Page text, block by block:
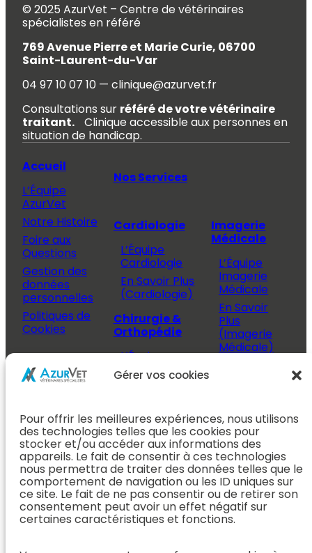
Gérer vos cookies
Pour offrir les meilleures expériences, nous utilisons
des technologies telles que les cookies pour
stocker et/ou accéder aux informations des
appareils. Le fait de consentir à ces technologies
nous permettra de traiter des données telles que le
comportement de navigation ou les ID uniques sur
ce site. Le fait de ne pas consentir ou de retirer son
consentement peut avoir un effet négatif sur
certaines caractéristiques et fonctions.
© 2025 AzurVet – Centre de vétérinaires
spécialistes en référé
769 Avenue Pierre et Marie Curie, 06700
Saint-Laurent-du-Var
04 97 10 07 10 — clinique@azurvet.fr
Consultations sur référé de votre vétérinaire
traitant. Clinique accessible aux personnes en
situation de handicap.
Accueil
L’Équipe
AzurVet
Notre Histoire
Foire aux
Questions
Gestion des
données
personnelles
Politiques de
Cookies
Propriétaire
Prendre
rendez-vous
Après mon
rendez-vous
Espace
Vétérinaire
Nos Services
Cardiologie
L’Équipe
Cardiologie
En Savoir Plus
(Cardiologie)
Chirurgie &
Orthopédie
L’Équipe
Chirurgie &
Orthopédie
(Chirurgie &
Orthopédie)
Dentisterie &
ORL
L’Équipe
Dentisterie &
ORL
(Dentisterie &
Imagerie
Médicale
L’Équipe
Imagerie
Médicale
En Savoir
Plus
(Imagerie
Médicale)
Médecine
Interne
En Savoir
Plus
(Médecine
Interne)
Neurologie